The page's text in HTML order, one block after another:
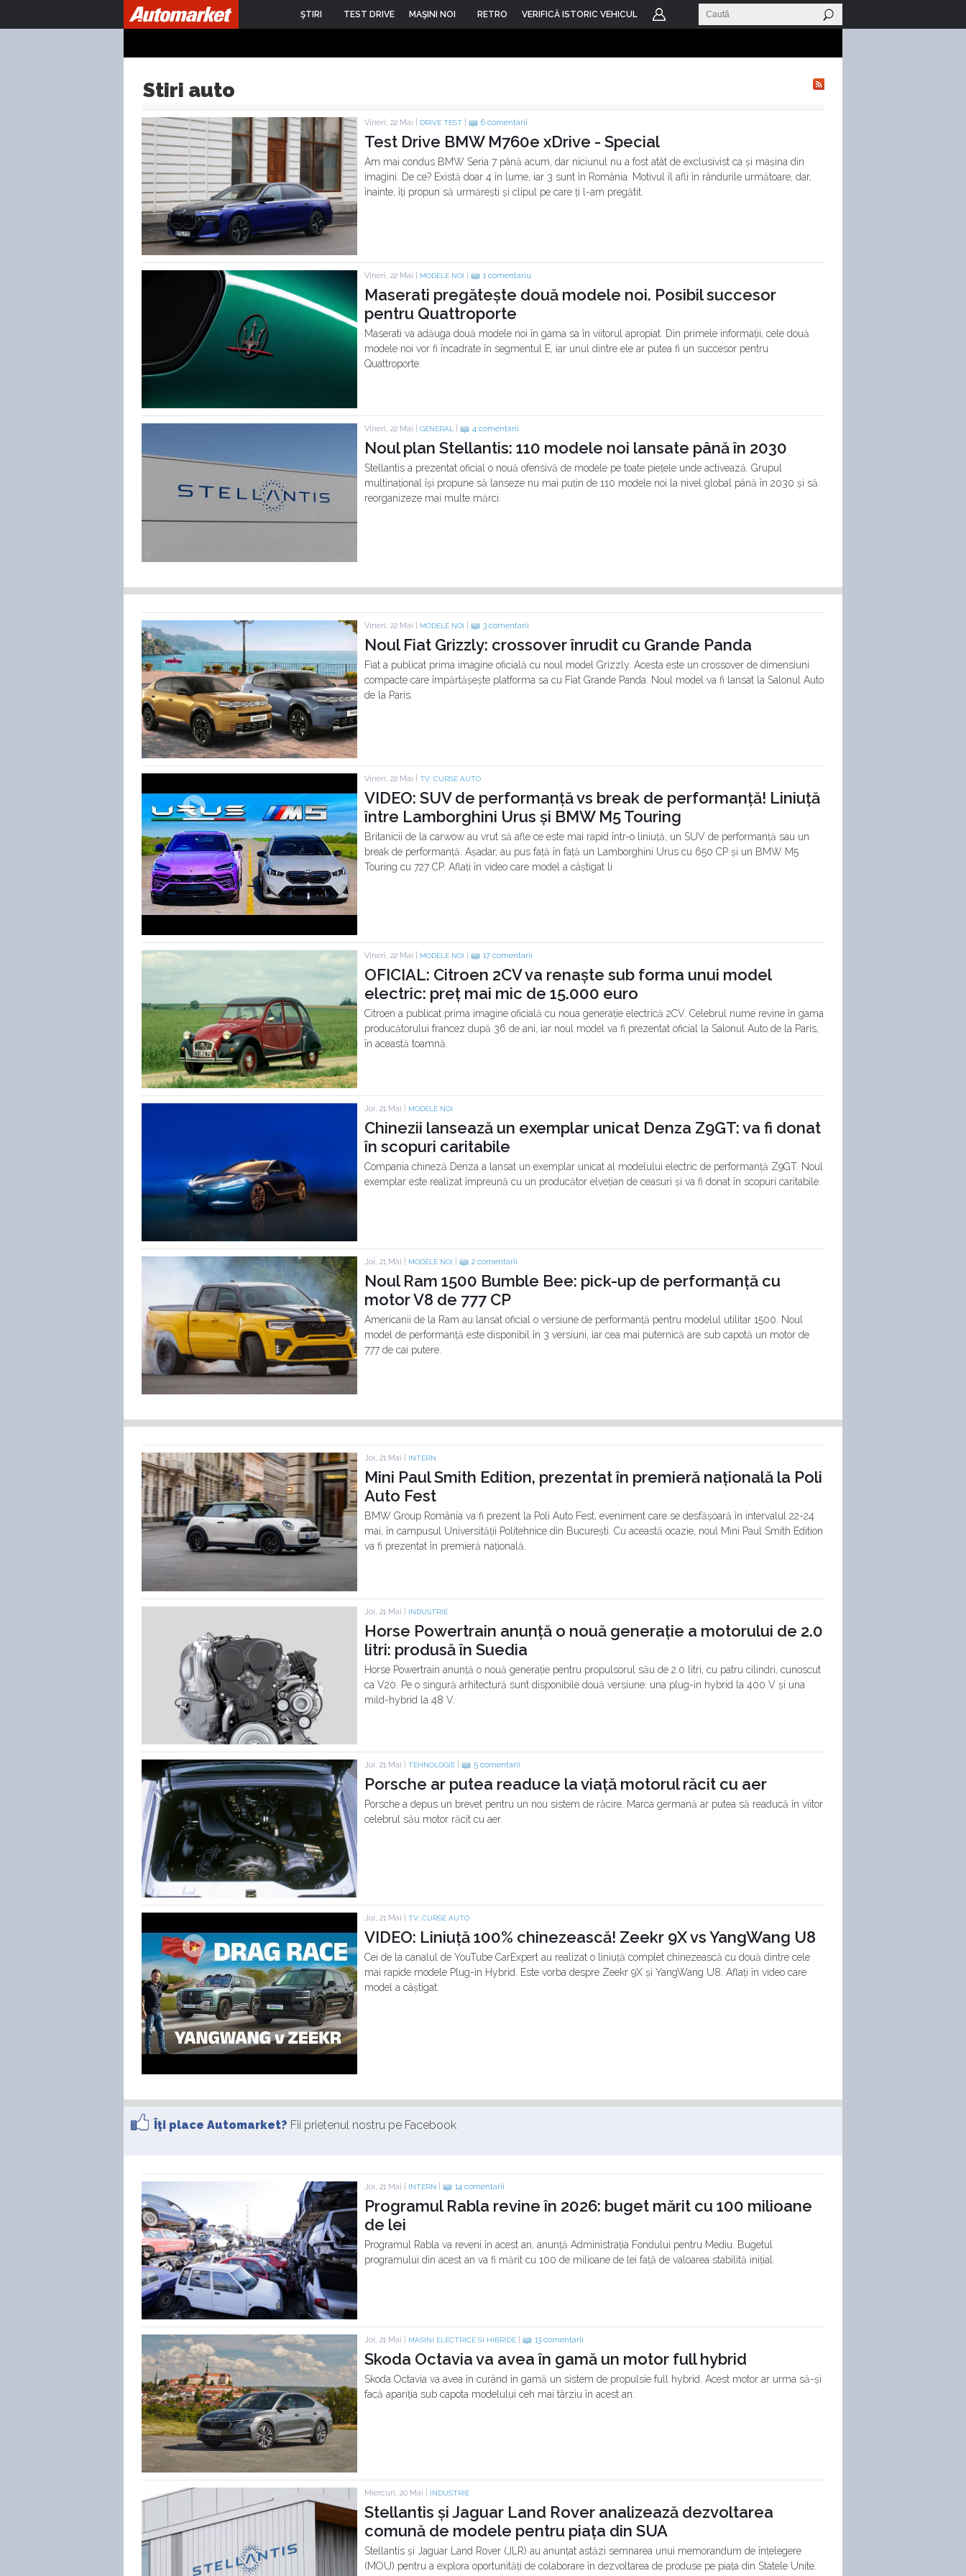
ŞTIRI TEST DRIVE MAŞINI NOI RETRO VERIFICĂ ISTORIC VEHICUL
Stiri auto
Vineri, 22 Mai | DRIVE TEST 6 comentarii
Test Drive BMW M760e xDrive - Special
Am mai condus BMW Seria 7 până acum, dar niciunul nu a fost atât de exclusivist ca și mașina din
imagini. De ce? Există doar 4 în lume, iar 3 sunt în România. Motivul îl afli în rândurile următoare, dar,
înainte, îți propun să urmărești și clipul pe care ți l-am pregătit.
Vineri, 22 Mai | MODELE NOI 1 comentariu
Maserati pregătește două modele noi. Posibil succesor
pentru Quattroporte
Maserati va adăuga două modele noi în gama sa în viitorul apropiat. Din primele informații, cele două
modele noi vor fi încadrate în segmentul E, iar unul dintre ele ar putea fi un succesor pentru
Quattroporte.
Vineri, 22 Mai | GENERAL 4 comentarii
Noul plan Stellantis: 110 modele noi lansate până în 2030
Stellantis a prezentat oficial o nouă ofensivă de modele pe toate piețele unde activează. Grupul
multinațional își propune să lanseze nu mai puțin de 110 modele noi la nivel global până în 2030 și să
reorganizeze mai multe mărci.
Vineri, 22 Mai | MODELE NOI 3 comentarii
Noul Fiat Grizzly: crossover înrudit cu Grande Panda
Fiat a publicat prima imagine oficială cu noul model Grizzly. Acesta este un crossover de dimensiuni
compacte care împărtășește platforma sa cu Fiat Grande Panda. Noul model va fi lansat la Salonul Auto
de la Paris.
Vineri, 22 Mai | TV: CURSE AUTO
VIDEO: SUV de performanță vs break de performanță! Liniuță
între Lamborghini Urus și BMW M5 Touring
Britanicii de la carwow au vrut să afle ce este mai rapid într-o liniuță, un SUV de performanță sau un
break de performanță. Așadar, au pus față în față un Lamborghini Urus cu 650 CP și un BMW M5
Touring cu 727 CP. Aflați în video care model a câștigat li
Vineri, 22 Mai | MODELE NOI 17 comentarii
OFICIAL: Citroen 2CV va renaște sub forma unui model
electric: preț mai mic de 15.000 euro
Citroen a publicat prima imagine oficială cu noua generație electrică 2CV. Celebrul nume revine în gama
producătorului francez după 36 de ani, iar noul model va fi prezentat oficial la Salonul Auto de la Paris,
în această toamnă.
Joi, 21 Mai | MODELE NOI
Chinezii lansează un exemplar unicat Denza Z9GT: va fi donat
în scopuri caritabile
Compania chineză Denza a lansat un exemplar unicat al modelului electric de performanță Z9GT. Noul
exemplar este realizat împreună cu un producător elvețian de ceasuri și va fi donat în scopuri caritabile.
Joi, 21 Mai | MODELE NOI 2 comentarii
Noul Ram 1500 Bumble Bee: pick-up de performanță cu
motor V8 de 777 CP
Americanii de la Ram au lansat oficial o versiune de performanță pentru modelul utilitar 1500. Noul
model de performanță este disponibil în 3 versiuni, iar cea mai puternică are sub capotă un motor de
777 de cai putere.
Joi, 21 Mai | INTERN
Mini Paul Smith Edition, prezentat în premieră națională la Poli
Auto Fest
BMW Group România va fi prezent la Poli Auto Fest, eveniment care se desfășoară în intervalul 22-24
mai, în campusul Universității Politehnice din București. Cu această ocazie, noul Mini Paul Smith Edition
va fi prezentat în premieră națională.
Joi, 21 Mai | INDUSTRIE
Horse Powertrain anunță o nouă generație a motorului de 2.0
litri: produsă în Suedia
Horse Powertrain anunță o nouă generație pentru propulsorul său de 2.0 litri, cu patru cilindri, cunoscut
ca V20. Pe o singură arhitectură sunt disponibile două versiune: una plug-in hybrid la 400 V și una
mild-hybrid la 48 V.
Joi, 21 Mai | TEHNOLOGIE 5 comentarii
Porsche ar putea readuce la viață motorul răcit cu aer
Porsche a depus un brevet pentru un nou sistem de răcire. Marca germană ar putea să readucă în viitor
celebrul său motor răcit cu aer.
Joi, 21 Mai | TV: CURSE AUTO
VIDEO: Liniuță 100% chinezească! Zeekr 9X vs YangWang U8
Cei de la canalul de YouTube CarExpert au realizat o liniuță complet chinezească cu două dintre cele
mai rapide modele Plug-in Hybrid. Este vorba despre Zeekr 9X și YangWang U8. Aflați în video care
model a câștigat.
Îţi place Automarket? Fii prietenul nostru pe Facebook
Joi, 21 Mai | INTERN 14 comentarii
Programul Rabla revine în 2026: buget mărit cu 100 milioane
de lei
Programul Rabla va reveni în acest an, anunță Administrația Fondului pentru Mediu. Bugetul
programului din acest an va fi mărit cu 100 de milioane de lei față de valoarea stabilită inițial.
Joi, 21 Mai | MASINI ELECTRICE SI HIBRIDE 13 comentarii
Skoda Octavia va avea în gamă un motor full hybrid
Skoda Octavia va avea în curând în gamă un sistem de propulsie full hybrid. Acest motor ar urma să-și
facă apariția sub capota modelului ceh mai târziu în acest an.
Miercuri, 20 Mai | INDUSTRIE
Stellantis și Jaguar Land Rover analizează dezvoltarea
comună de modele pentru piața din SUA
Stellantis și Jaguar Land Rover (JLR) au anunțat astăzi semnarea unui memorandum de înțelegere
(MOU) pentru a explora oportunități de colaborare în dezvoltarea de produse pe piața din Statele Unite.